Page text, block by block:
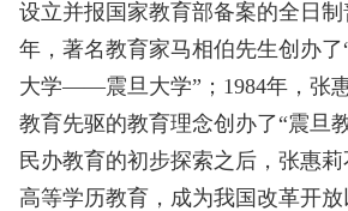
设立并报国家教育部备案的全日制
年，著名教育家马相伯先生创办
大学——震旦大学”；1984年，张
教育先驱的教育理念创办了“震旦
民办教育的初步探索之后，张惠
高等学历教育，成为我国改革开